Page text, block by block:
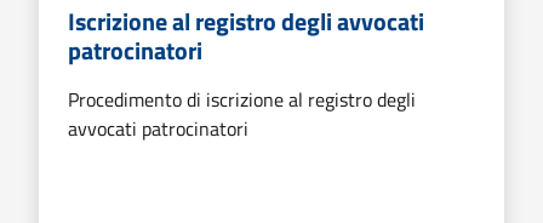
Iscrizione al registro degli avvocati
patrocinatori
Procedimento di iscrizione al registro degli
avvocati patrocinatori